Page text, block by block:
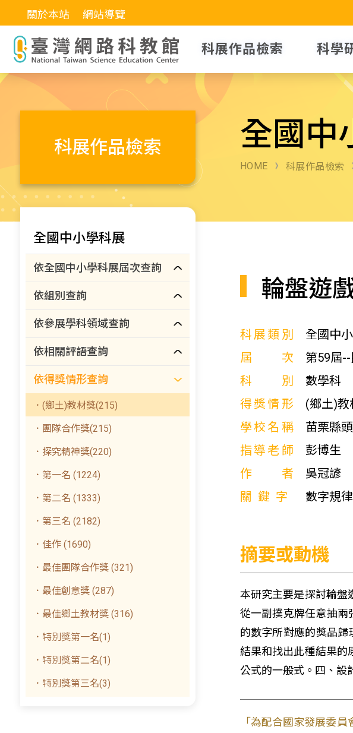
關於本站 網站導覽
科展作品檢索 科學
科展作品檢索 全國中
HOME 科展作品檢索
全國中小學科展
依全國中小學科展屆次查詢
依組別查詢
依參展學科領域查詢
依相關評語查詢
依得獎情形查詢
．(鄉土)教材獎(215)
．團隊合作獎(215)
．探究精神獎(220)
．第一名 (1224)
．第二名 (1333)
．第三名 (2182)
．佳作 (1690)
．最佳團隊合作獎 (321)
．最佳創意獎 (287)
．最佳鄉土教材獎 (316)
．特別獎第一名(1)
．特別獎第二名(1)
．特別獎第三名(3)
輪盤遊
科展類別
全國中
屆次
第59屆
科別
數學科
得獎情形
(鄉土)教
學校名稱
苗栗縣
指導老師
彭博生
作者
吳冠諺
關鍵字
數字規
摘要或動機
本研究主要是探討輪盤
從一副撲克牌任意抽
的數字所對應的獎品
結果和找出此種結果的
公式的一般式。四、設
「為配合國家發展委